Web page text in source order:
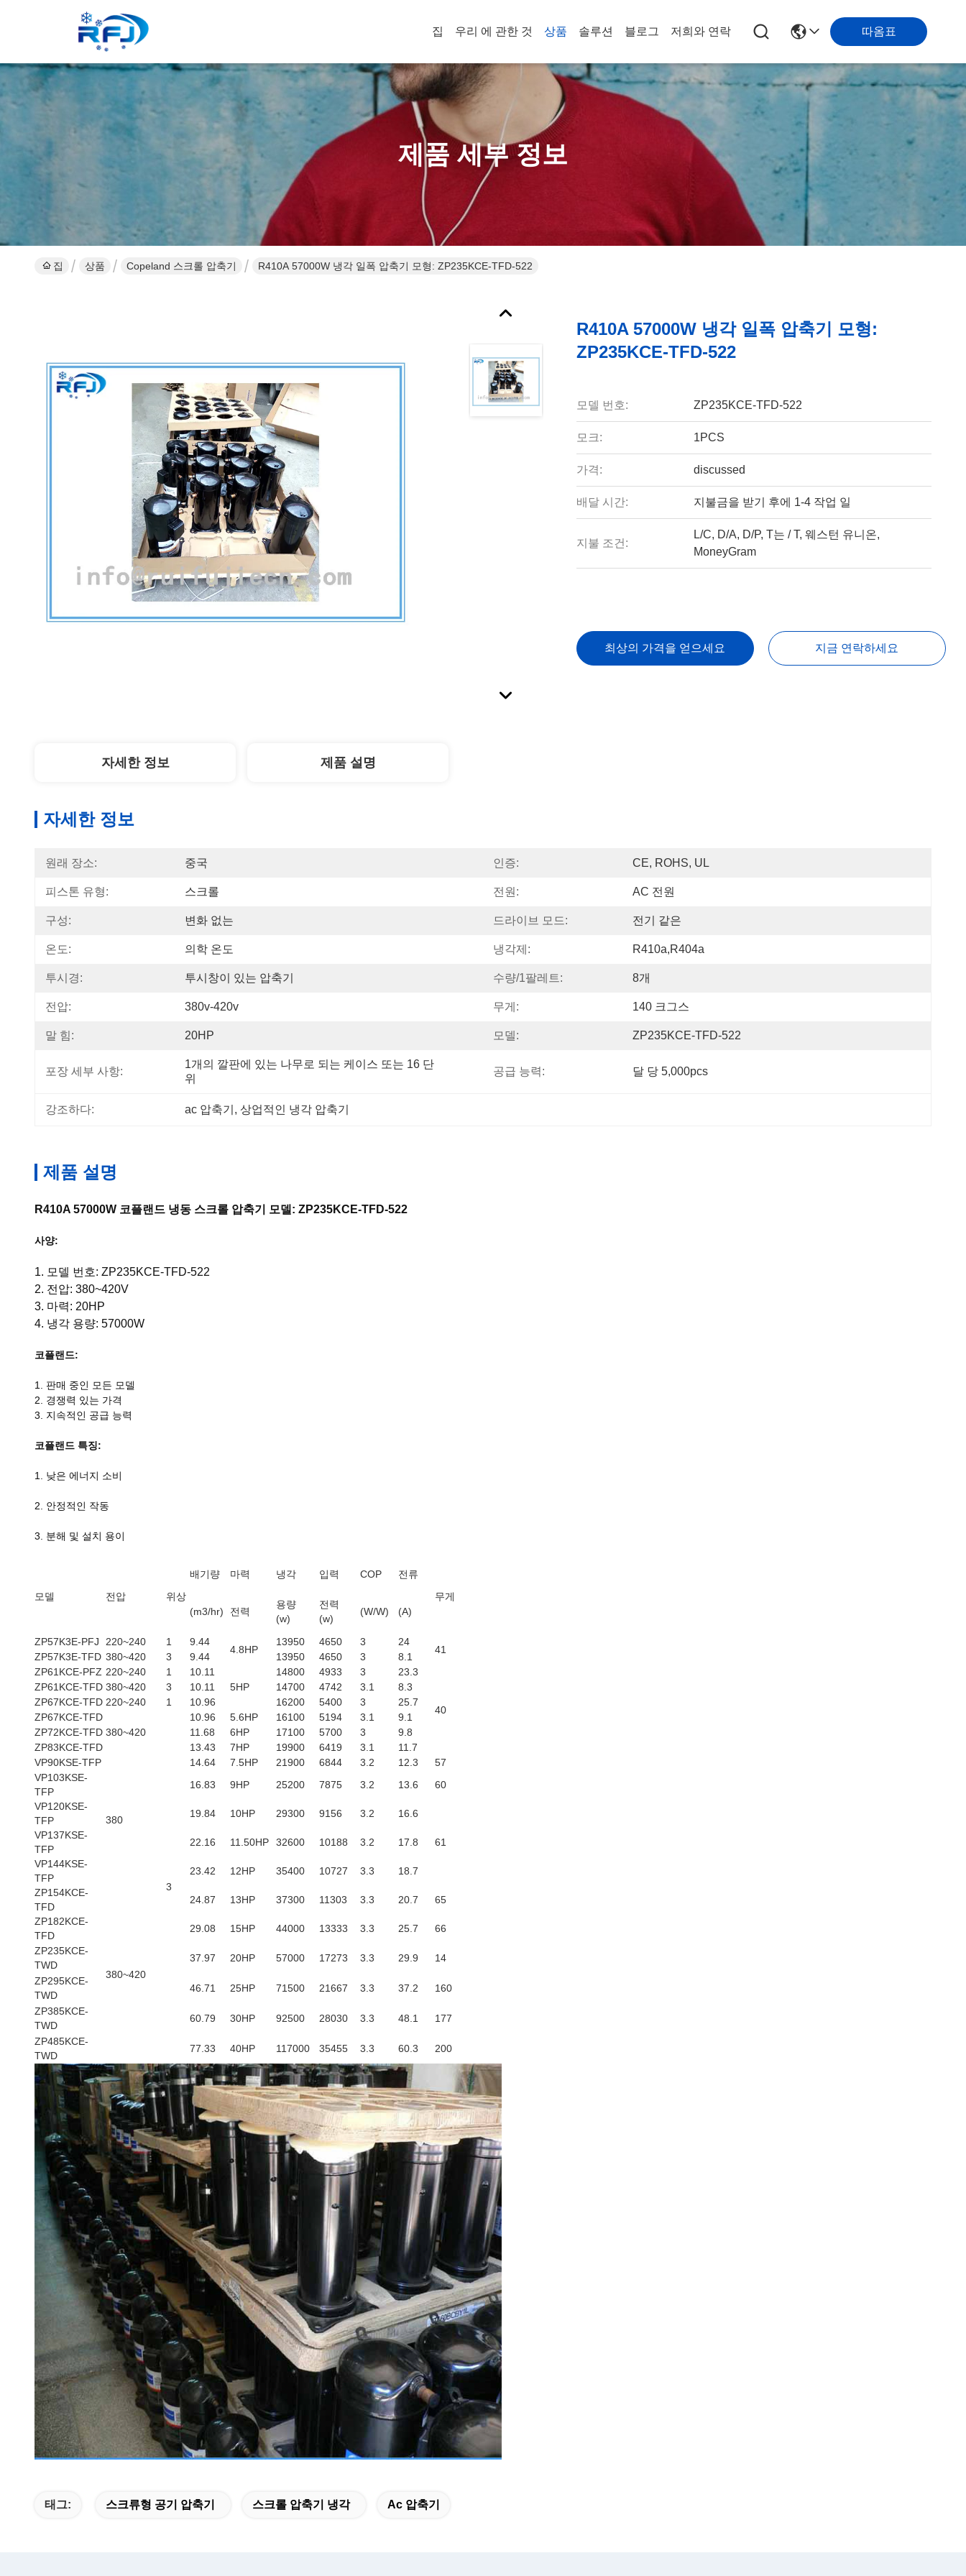
집 우리 에 관한 것 상품 솔루션 블로그 저희와 연락 따옴표
제품 세부 정보
집 상품 Copeland 스크롤 압축기 R410A 57000W 냉각 일폭 압축기 모형: ZP235KCE-TFD-522
R410A 57000W 냉각 일폭 압축기 모형:
ZP235KCE-TFD-522
모델 번호: ZP235KCE-TFD-522
모크: 1PCS
가격: discussed
배달 시간: 지불금을 받기 후에 1-4 작업 일
지불 조건:
L/C, D/A, D/P, T는 / T, 웨스턴 유니온,
MoneyGram
최상의 가격을 얻으세요 지금 연락하세요
자세한 정보 제품 설명
자세한 정보
원래 장소: 중국 인증: CE, ROHS, UL
피스톤 유형: 스크롤 전원: AC 전원
구성: 변화 없는 드라이브 모드: 전기 같은
온도: 의학 온도 냉각제: R410a,R404a
투시경: 투시창이 있는 압축기 수량/1팔레트: 8개
전압: 380v-420v 무게: 140 크그스
말 힘: 20HP 모델: ZP235KCE-TFD-522
포장 세부 사항:
1개의 깔판에 있는 나무로 되는 케이스 또는 16 단
위
공급 능력: 달 당 5,000pcs
강조하다: ac 압축기 , 상업적인 냉각 압축기
제품 설명
R410A 57000W 코플랜드 냉동 스크롤 압축기 모델: ZP235KCE-TFD-522
사양:
1. 모델 번호: ZP235KCE-TFD-522
2. 전압: 380~420V
3. 마력: 20HP
4. 냉각 용량: 57000W
코플랜드:
1. 판매 중인 모든 모델
2. 경쟁력 있는 가격
3. 지속적인 공급 능력
코플랜드 특징:
1. 낮은 에너지 소비
2. 안정적인 작동
3. 분해 및 설치 용이
모델 전압 위상
배기량 마력 냉각 입력 COP
전류
무게
(m3/hr)
전력
용량
(w)
전력
(w)
(W/W) (A)
ZP57K3E-PFJ 220~240 1 9.44
4.8HP
13950 4650 3 24
41
ZP57K3E-TFD 380~420 3 9.44 13950 4650 3
8.1
ZP61KCE-PFZ 220~240 1
10.11
5HP
14800 4933 3 23.3
40
ZP61KCE-TFD 380~420 3 10.11 14700 4742 3.1
8.3
ZP67KCE-TFD 220~240 1 10.96 16200 5400 3
25.7
ZP67KCE-TFD
380~420
3
10.96 5.6HP 16100 5194 3.1
9.1
ZP72KCE-TFD
11.68 6HP 17100 5700 3
9.8
ZP83KCE-TFD
13.43 7HP 19900 6419 3.1
11.7
VP90KSE-TFP
380
14.64 7.5HP 21900 6844 3.2 12.3
57
VP103KSE-
TFP
16.83 9HP 25200 7875 3.2 13.6
60
VP120KSE-
TFP
19.84 10HP 29300 9156 3.2 16.6
61
VP137KSE-
TFP
22.16 11.50HP 32600 10188 3.2
17.8
VP144KSE-
TFP
23.42 12HP 35400 10727 3.3
18.7
ZP154KCE-
TFD
380~420
24.87 13HP 37300 11303 3.3 20.7
65
ZP182KCE-
TFD
29.08 15HP 44000 13333 3.3 25.7
66
ZP235KCE-
TWD
37.97 20HP 57000 17273 3.3 29.9
14
ZP295KCE-
TWD
46.71 25HP 71500 21667 3.3 37.2
160
ZP385KCE-
TWD
60.79 30HP 92500 28030 3.3 48.1
177
ZP485KCE-
TWD
77.33 40HP 117000 35455 3.3 60.3 200
태그: 스크류형 공기 압축기 스크롤 압축기 냉각 Ac 압축기